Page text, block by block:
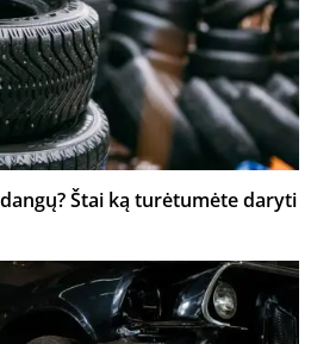
Štai ką turėtumėte daryti